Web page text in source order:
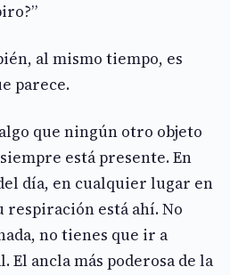
al mismo tiempo, es
parece.
que ningún otro objeto
está presente. En
día, en cualquier lugar en
está ahí. No
no tienes que ir a
El ancla más poderosa de la